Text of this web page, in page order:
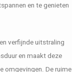
en te genieten
verfijnde uitstraling
en maakt deze
omgevingen. De ruime